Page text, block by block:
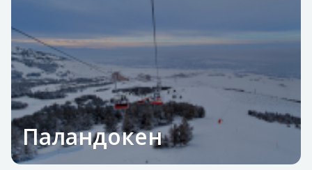
Паландокен